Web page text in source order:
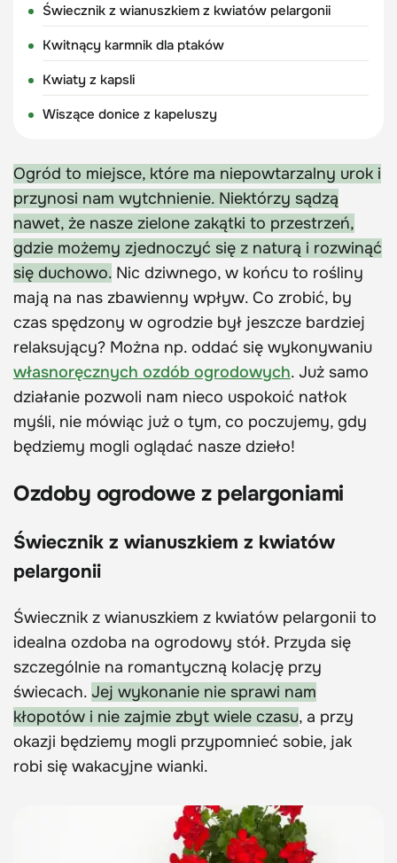
Świecznik z wianuszkiem z kwiatów pelargonii
Kwitnący karmnik dla ptaków
Kwiaty z kapsli
Wiszące donice z kapeluszy
Ogród to miejsce, które ma niepowtarzalny urok i
przynosi nam wytchnienie. Niektórzy sądzą
nawet, że nasze zielone zakątki to przestrzeń,
gdzie możemy zjednoczyć się z naturą i rozwinąć
się duchowo. Nic dziwnego, w końcu to rośliny
mają na nas zbawienny wpływ. Co zrobić, by
czas spędzony w ogrodzie był jeszcze bardziej
relaksujący? Można np. oddać się wykonywaniu
własnoręcznych ozdób ogrodowych. Już samo
działanie pozwoli nam nieco uspokoić natłok
myśli, nie mówiąc już o tym, co poczujemy, gdy
będziemy mogli oglądać nasze dzieło!
Ozdoby ogrodowe z pelargoniami
Świecznik z wianuszkiem z kwiatów
pelargonii
Świecznik z wianuszkiem z kwiatów pelargonii to
idealna ozdoba na ogrodowy stół. Przyda się
szczególnie na romantyczną kolację przy
świecach. Jej wykonanie nie sprawi nam
kłopotów i nie zajmie zbyt wiele czasu, a przy
okazji będziemy mogli przypomnieć sobie, jak
robi się wakacyjne wianki.